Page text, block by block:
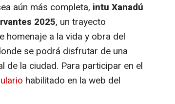
aún más completa, intu Xanadú
2025, un trayecto
homenaje a la vida y obra del
se podrá disfrutar de una
de la ciudad. Para participar en el
habilitado en la web del